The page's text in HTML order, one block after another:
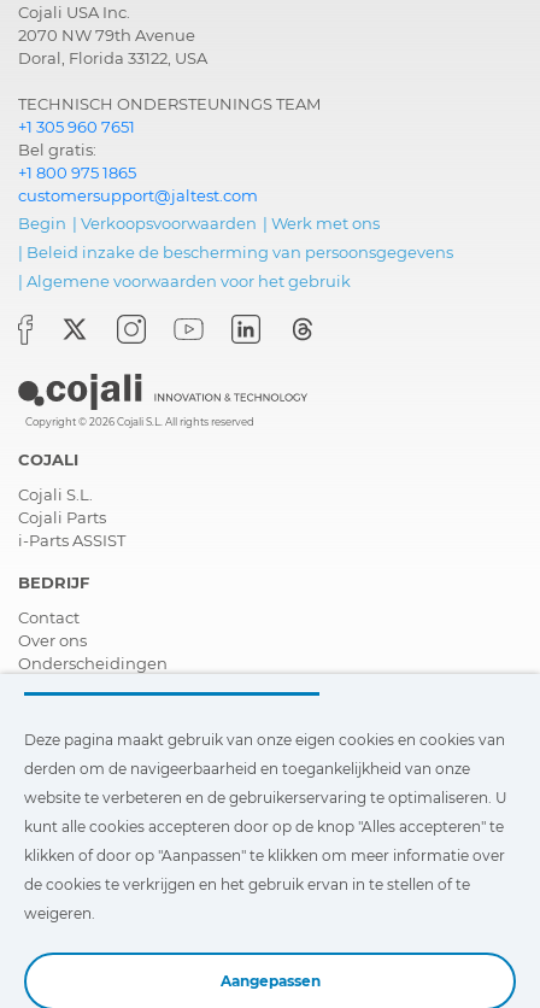
Cojali USA Inc.
2070 NW 79th Avenue
Doral, Florida 33122, USA
TECHNISCH ONDERSTEUNINGS TEAM
+1 305 960 7651
Bel gratis:
+1 800 975 1865
customersupport@jaltest.com
Begin | Verkoopsvoorwaarden | Werk met ons
| Beleid inzake de bescherming van persoonsgegevens
| Algemene voorwaarden voor het gebruik
Copyright © 2026 Cojali S.L. All rights reserved
COJALI
Cojali S.L.
Cojali Parts
i-Parts ASSIST
BEDRIJF
Contact
Over ons
Onderscheidingen
Verdeler worden
Nieuws
Video´s
FAQ - V&A
van derden om de navigeerbaarheid en toegankelijkheid van
onze website te verbeteren en de gebruikerservaring te
optimaliseren. U kunt te klikken op
ervan in te stellen of te weigeren.
Deze pagina maakt gebruik van onze eigen cookies en cookies van
derden om de navigeerbaarheid en toegankelijkheid van onze
website te verbeteren en de gebruikerservaring te optimaliseren. U
kunt alle cookies accepteren door op de knop "Alles accepteren" te
klikken of door op "Aanpassen" te klikken om meer informatie over
de cookies te verkrijgen en het gebruik ervan in te stellen of te
weigeren.
Aangepassen